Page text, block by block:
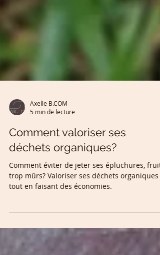
Axelle B.COM
5 min de lecture
Comment valoriser ses
déchets organiques?
Comment éviter de jeter ses épluchures, fruits
tout en faisant des économies.